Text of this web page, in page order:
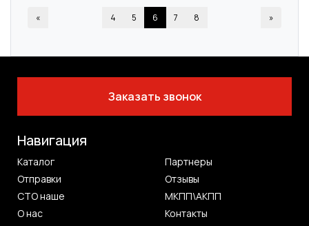
« 4 5 6 7 8 »
Заказать звонок
Навигация
Каталог
Партнеры
Отправки
Отзывы
СТО наше
МКПП\АКПП
О нас
Контакты